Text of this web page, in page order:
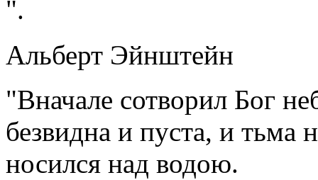
".
Альберт Эйнштейн
"Вначале сотворил Бог
безвидна и пуста, и
носился над водою.